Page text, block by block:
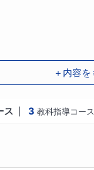
、定期テストの
まで、数学の学
」の皆様へ
れまでの算数と
ことができず、
台があいまい
手を動かして考
＋内容
ス 3 教科指導コース